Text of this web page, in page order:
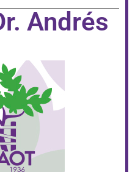
Andrés